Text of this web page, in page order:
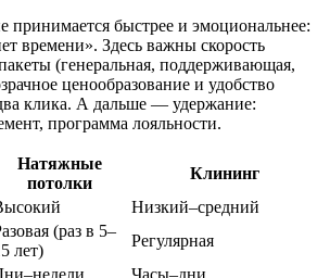
принимается быстрее и эмоциональнее:
времени». Здесь важны скорость
(генеральная, поддерживающая,
ценообразование и удобство
клика. А дальше — удержание:
программа лояльности.
Натяжные
потолки
Клининг
Низкий–средний
(раз в 5–
лет)
Регулярная